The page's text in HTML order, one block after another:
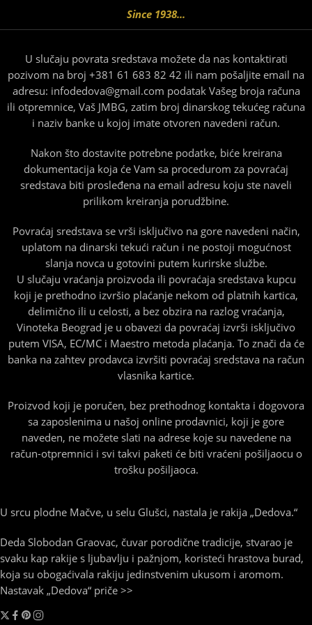
Since 1938...
U slučaju povrata sredstava možete da nas kontaktirati
pozivom na broj +381 61 683 82 42 ili nam pošaljite email na
adresu: infodedova@gmail.com podatak Vašeg broja računa
ili otpremnice, Vaš JMBG, zatim broj dinarskog tekućeg računa
i naziv banke u kojoj imate otvoren navedeni račun.
Nakon što dostavite potrebne podatke, biće kreirana
dokumentacija koja će Vam sa procedurom za povraćaj
sredstava biti prosleđena na email adresu koju ste naveli
prilikom kreiranja porudžbine.
Povraćaj sredstava se vrši isključivo na gore navedeni način,
uplatom na dinarski tekući račun i ne postoji mogućnost
slanja novca u gotovini putem kurirske službe.
U slučaju vraćanja proizvoda ili povraćaja sredstava kupcu
koji je prethodno izvršio plaćanje nekom od platnih kartica,
delimično ili u celosti, a bez obzira na razlog vraćanja,
Vinoteka Beograd je u obavezi da povraćaj izvrši isključivo
putem VISA, EC/MC i Maestro metoda plaćanja. To znači da će
banka na zahtev prodavca izvršiti povraćaj sredstava na račun
vlasnika kartice.
Proizvod koji je poručen, bez prethodnog kontakta i dogovora
sa zaposlenima u našoj online prodavnici, koji je gore
naveden, ne možete slati na adrese koje su navedene na
račun-otpremnici i svi takvi paketi će biti vraćeni pošiljaocu o
trošku pošiljaoca.
U srcu plodne Mačve, u selu Glušci, nastala je rakija „Dedova.“
Deda Slobodan Graovac, čuvar porodične tradicije, stvarao je
svaku kap rakije s ljubavlju i pažnjom, koristeći hrastova burad,
koja su obogaćivala rakiju jedinstvenim ukusom i aromom.
Nastavak „Dedova“ priče >>